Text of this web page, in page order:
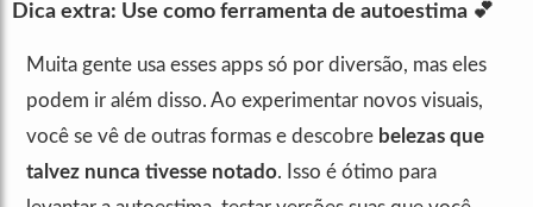
Dica extra: Use como ferramenta de autoestima 💕
Muita gente usa esses apps só por diversão, mas eles
podem ir além disso. Ao experimentar novos visuais,
você se vê de outras formas e descobre belezas que
talvez nunca tivesse notado. Isso é ótimo para